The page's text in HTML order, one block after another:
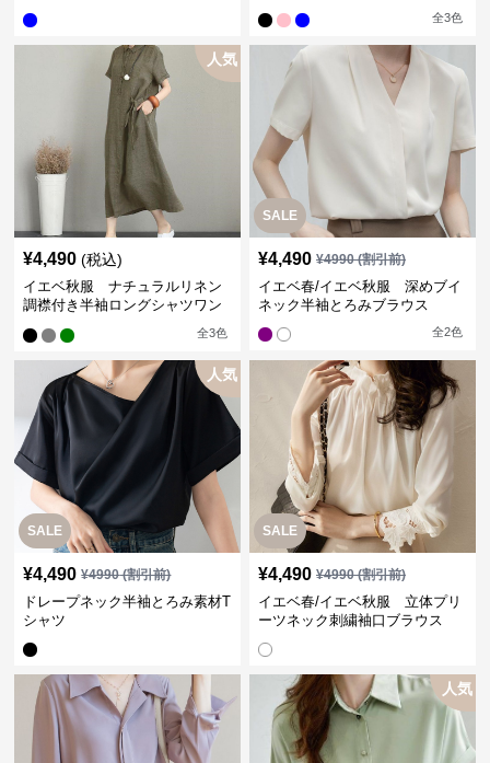
全3色
人気
¥4,490 (税込)
イエベ秋服 ナチュラルリネン
調襟付き半袖ロングシャツワン
全3色
SALE
¥4,490 ¥4990(割引前)
イエベ春/イエベ秋服 深めブイ
ネック半袖とろみブラウス
全2色
SALE
人気
¥4,490 ¥4990(割引前)
ドレープネック半袖とろみ素材T
シャツ
SALE
¥4,490 ¥4990(割引前)
イエベ春/イエベ秋服 立体プリ
ーツネック刺繍袖口ブラウス
人気